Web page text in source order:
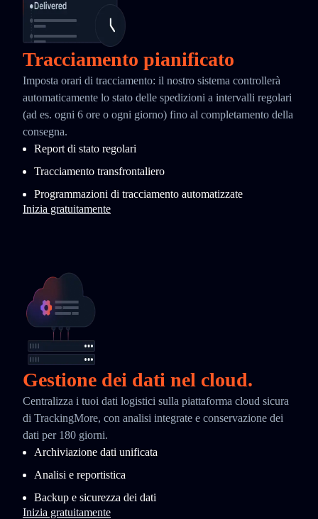
Tracciamento pianificato
Imposta orari di tracciamento: il nostro sistema controllerà
automaticamente lo stato delle spedizioni a intervalli regolari
(ad es. ogni 6 ore o ogni giorno) fino al completamento della
consegna.
Report di stato regolari
Tracciamento transfrontaliero
Programmazioni di tracciamento automatizzate
Inizia gratuitamente
Gestione dei dati nel cloud.
Centralizza i tuoi dati logistici sulla piattaforma cloud sicura
di TrackingMore, con analisi integrate e conservazione dei
dati per 180 giorni.
Archiviazione dati unificata
Analisi e reportistica
Backup e sicurezza dei dati
Inizia gratuitamente